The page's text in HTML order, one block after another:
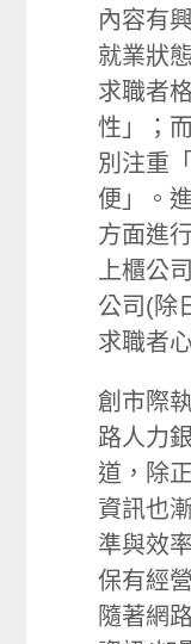
內容有
就業狀
求職者
性」；
別注重
便」。
方面進
上櫃公
公司(除
求職者
創市際
路人力
道，除
資訊也
準與效
保有經
隨著網